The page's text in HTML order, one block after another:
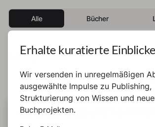
Alle Bücher
Leseproben
Leseprobe
DIESE SEITE BENUTZT COOKIES
Erhalte kuratierte Einblicke
Wir versenden in unregelmäßigen
ausgewählte Impulse zu Publishing,
Strukturierung von Wissen und
Buchprojekten.